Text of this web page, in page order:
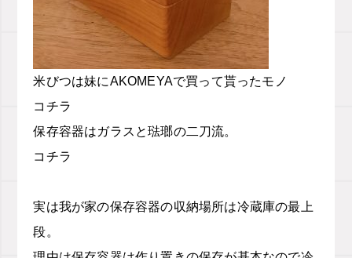
米びつは妹にAKOMEYAで買って貰ったモノ
コチラ
保存容器はガラスと琺瑯の二刀流。
コチラ
実は我が家の保存容器の収納場所は冷蔵庫の最上
段。